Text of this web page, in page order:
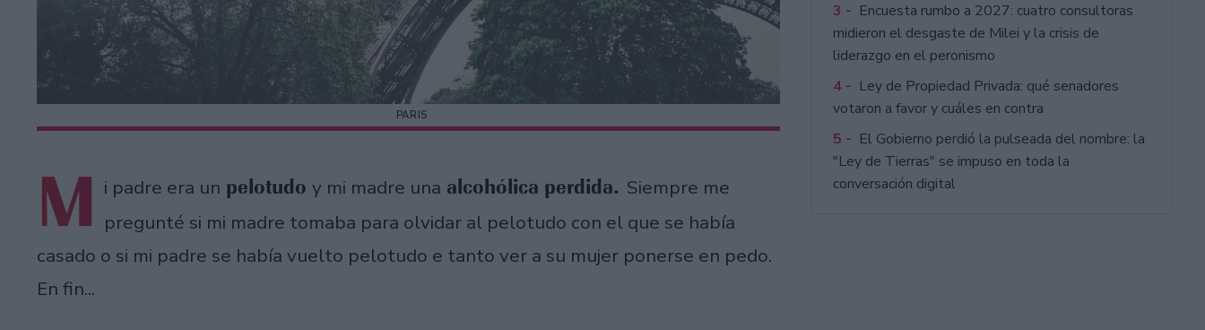
PARIS
M i padre era un pelotudo y mi madre una alcohólica perdida. Siempre me
pregunté si mi madre tomaba para olvidar al pelotudo con el que se había
casado o si mi padre se había vuelto pelotudo e tanto ver a su mujer ponerse en pedo.
En fin...
3 - Encuesta rumbo a 2027: cuatro consultoras
midieron el desgaste de Milei y la crisis de
liderazgo en el peronismo
4 - Ley de Propiedad Privada: qué senadores
votaron a favor y cuáles en contra
5 - El Gobierno perdió la pulseada del nombre: la
"Ley de Tierras" se impuso en toda la
conversación digital